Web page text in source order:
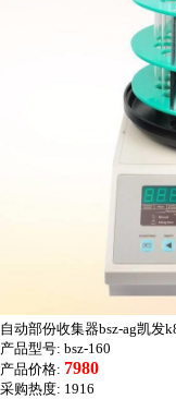
自动部份收集器bsz-ag凯发
产品型号: bsz-160
产品价格: 7980
采购热度: 1916